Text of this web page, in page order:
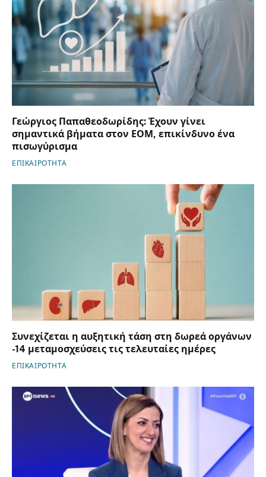
Γεώργιος Παπαθεοδωρίδης: Έχουν γίνει
σημαντικά βήματα στον ΕΟΜ, επικίνδυνο ένα
πισωγύρισμα
ΕΠΙΚΑΙΡΟΤΗΤΑ
Συνεχίζεται η αυξητική τάση στη δωρεά οργάνων
-14 μεταμοσχεύσεις τις τελευταίες ημέρες
ΕΠΙΚΑΙΡΟΤΗΤΑ